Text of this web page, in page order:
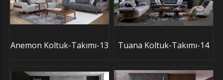
Anemon Koltuk-Takımı-13 Tuana Koltuk-Takımı-14